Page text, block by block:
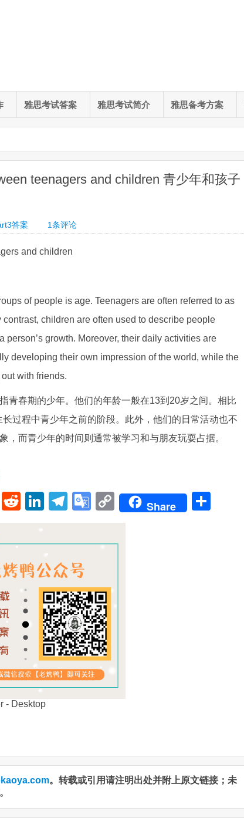
雅思考试答案 雅思考试简介 雅思备考方案
teenagers and children 青少年和孩子
答案 1条评论
and children
of people is age. Teenagers are often referred to as
children are often used to describe people
growth. Moreover, their daily activities are
developing their own impression of the world, while the
with friends.
青春期的少年。他们的年龄一般在13到20岁之间。相比
过程中青少年之前的阶段。此外，他们的日常活动也不
而青少年的时间则通常被学习和与朋友玩耍占据。
EmailRedditLinkedIn
Telegram
Google
CopyShare
。转载或引用请注明出处并附上原文链接；未